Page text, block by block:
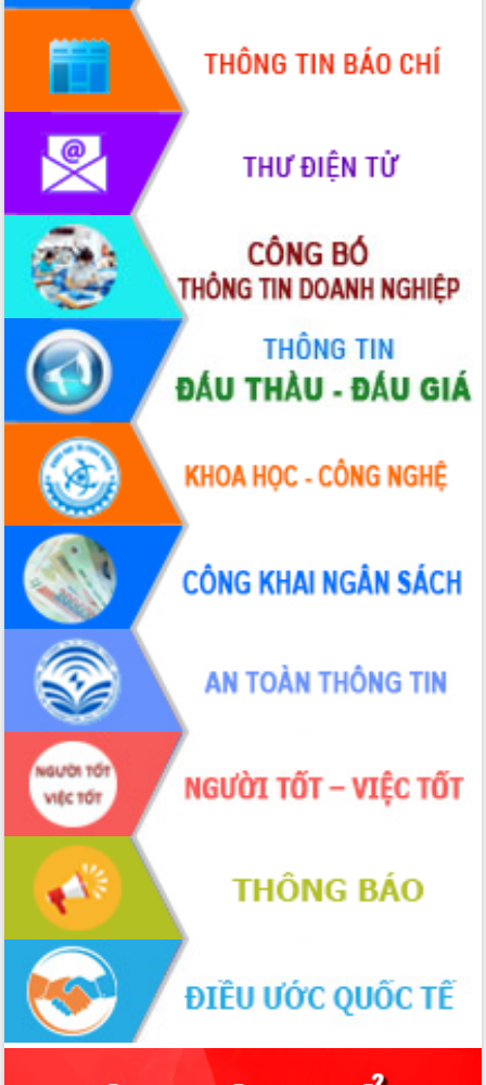
Đắk Lắk nỗ lực thúc đẩy tăng trưởng
kinh tế từ 10% trở lên trong Quý
II/2026
Đắk Lắk ký kết thỏa thuận hợp tác về
chuyển đổi số giai đoạn 2026 – 2030
với Tập đoàn Bưu chính Viễn thông
Việt Nam
Thứ trưởng Bộ Y tế làm việc với tỉnh
Đắk Lắk về phát triển nhân lực y tế
cho trạm y tế cấp xã
Du lịch Đắk Lắk nâng tầm trải nghiệm
du khách thông qua Hệ thống cơ sở dữ
liệu và Bản đồ số
Tập huấn ứng dụng trí tuệ nhân tạo (AI)
trong thương mại điện tử năm 2026
Đoàn đại biểu Quốc hội tỉnh Đắk Lắk
trao đổi thông tin trước Kỳ họp thứ
nhất, Quốc hội khóa XVI
Quyết liệt cải cách hành chính, khơi
thông nguồn lực phát triển
Nâng cao hiệu lực, hiệu quả HĐND
tỉnh thông qua hiện đại hóa hành chính
Xã Ea Phê gắn cải cách hành chính với
chuyển đổi số
Phó Chủ tịch Thường trực UBND tỉnh
Hồ Thị Nguyên Thảo làm việc tại Trung
tâm Phục vụ hành chính công xã Ea
Xây dựng nền hành chính số đồng
hành cùng nông dân dân, doanh nghiệp
Giai đoạn 2026-2030, Đắk Lắk phấn
đấu có 77% xã đạt chuẩn nông thôn
mới
Chuyển đổi số 'mở đường' cho nông
nghiệp Đắk Lắk tăng trưởng bứt phá
Triển khai đồng bộ đo đạc, lập hồ sơ
địa chính, hoàn thiện cơ sở dữ liệu đất
Ứng dụng sinh trắc học - Bước tiến
trong hành trình chuyển đổi số tại Đắk
Lắk
Đắk Lắk nâng cao hiệu quả công tác
Đảng từ Sổ tay đảng viên điện tử
Đắk Lắk đẩy mạnh nuôi biển công
nghệ, hướng tới phát triển thủy sản